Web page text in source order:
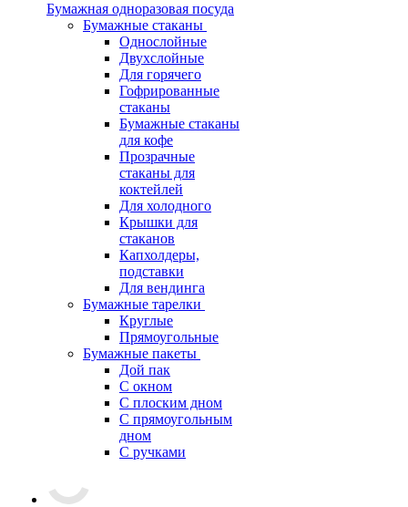
Бумажная одноразовая посуда
Бумажные стаканы
Однослойные
Двухслойные
Для горячего
Гофрированные
стаканы
Бумажные стаканы
для кофе
Прозрачные
стаканы для
коктейлей
Для холодного
Крышки для
стаканов
Капхолдеры,
подставки
Для вендинга
Бумажные тарелки
Круглые
Прямоугольные
Бумажные пакеты
Дой пак
С окном
С плоским дном
С прямоугольным
дном
С ручками